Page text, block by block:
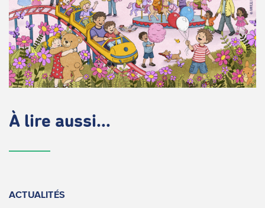
À lire aussi...
ACTUALITÉS